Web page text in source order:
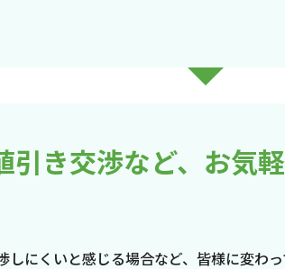
引き交渉など、お気
しにくいと感じる場合など、皆様に変わ